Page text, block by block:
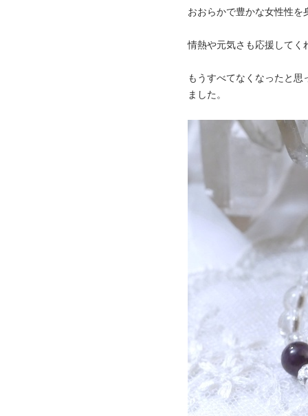
おおらかで豊かな女性性を
情熱や元気さも応援してく
もうすべてなくなったと
ました。